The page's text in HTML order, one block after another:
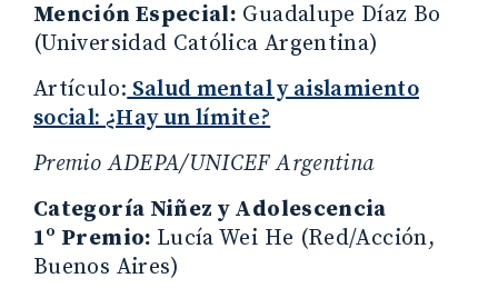
Mención Especial: Guadalupe Díaz Bo
(Universidad Católica Argentina)
Artículo:Salud mental y aislamiento
social: ¿Hay un límite?
Premio ADEPA/UNICEF Argentina
Categoría Niñez y Adolescencia
1º Premio: Lucía Wei He (Red/Acción,
Buenos Aires)